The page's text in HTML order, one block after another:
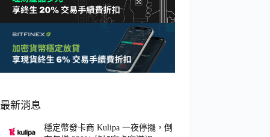
最新消息
穩定幣發卡商 Kulipa 一夜停擺，倒